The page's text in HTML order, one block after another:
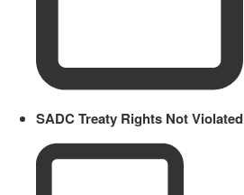
SADC Treaty Rights Not Violated